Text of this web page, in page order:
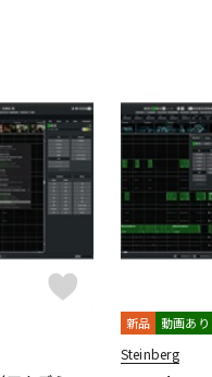
DTM オン
イン納品
新品 動画あり
Steinberg